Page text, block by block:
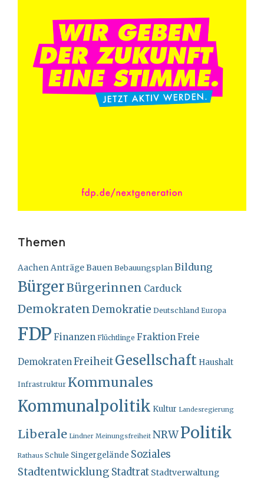
Themen
AachenAnträgeBauenBebauungsplanBildung
BürgerBürgerinnen Carduck
DemokratenDemokratie Deutschland Europa
FDP Finanzen Flüchtlinge FraktionFreie
DemokratenFreiheitGesellschaft Haushalt
Infrastruktur Kommunales
Kommunalpolitik Kultur Landesregierung
Liberale Lindner Meinungsfreiheit NRWPolitik
Rathaus Schule Singergelände Soziales
Stadtentwicklung Stadtrat Stadtverwaltung